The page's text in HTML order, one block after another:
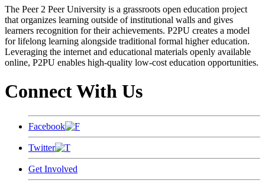
The Peer 2 Peer University is a grassroots open education project
that organizes learning outside of institutional walls and gives
learners recognition for their achievements. P2PU creates a model
for lifelong learning alongside traditional formal higher education.
Leveraging the internet and educational materials openly available
online, P2PU enables high-quality low-cost education opportunities.
Connect With Us
Facebook
Twitter
Get Involved